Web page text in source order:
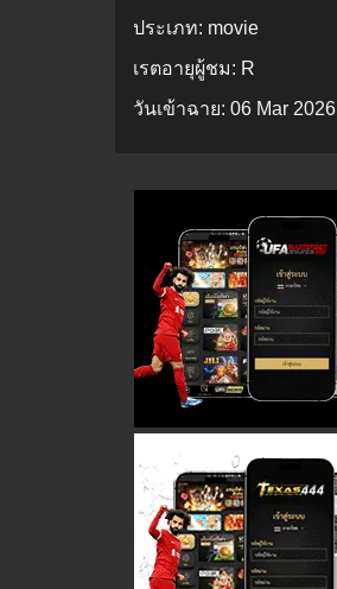
ประเภท: movie
เรตอายุผู้ชม: R
วันเข้าฉาย: 06 Mar 2026